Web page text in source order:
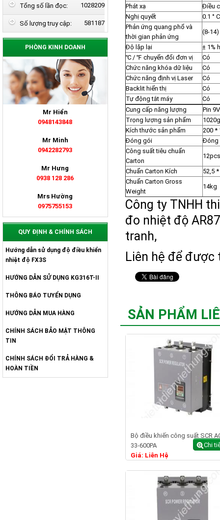
Phát xạ
Điều
Nghị quyết
0.1 °
Phản ứng quang phổ và
thời gian phản ứng
(8-
Độ lặp lại
± 1%
℃ / ℉ chuyển đổi đơn vị
Có
Chức năng khóa dữ liệu
Có
Chức năng định vị Laser
Có
Backlit hiển thị
Có
Tự động tắt máy
Có
Cung cấp năng lượng
Pin 9V
Trọng lượng sản phẩm
1020g
Kích thước sản phẩm
200 *
Đóng gói
Đóng
Công suất tiêu chuẩn
Carton
12pcs
Chuẩn Carton Kích
52,5
Chuẩn Carton Gross
Weight
14kg
Công ty TNHH
đo nhiệt độ
tranh,
Liên hệ để được
SẢN PHẨM
Bộ điều khiến công suất SCR
33-600PA
Giá: Liên Hệ
Chi
1028209
Tổng số lần đọc:
581187
Số lượng truy cập:
PHÒNG KINH DOANH
Mr Hiển
0948143848
Mr Minh
0942282793
Mr Hưng
0938 128 286
Mrs Hường
0975755153
QUY ĐỊNH & CHÍNH SÁCH
Hướng dẫn sử dụng độ điều khiển
nhiệt độ FX3S
HƯỚNG DẪN SỬ DỤNG KG316T-II
THÔNG BÁO TUYỂN DỤNG
HƯỚNG DẪN MUA HÀNG
CHÍNH SÁCH BẢO MẬT THÔNG
TIN
CHÍNH SÁCH ĐỔI TRẢ HÀNG &
HOÀN TIỀN